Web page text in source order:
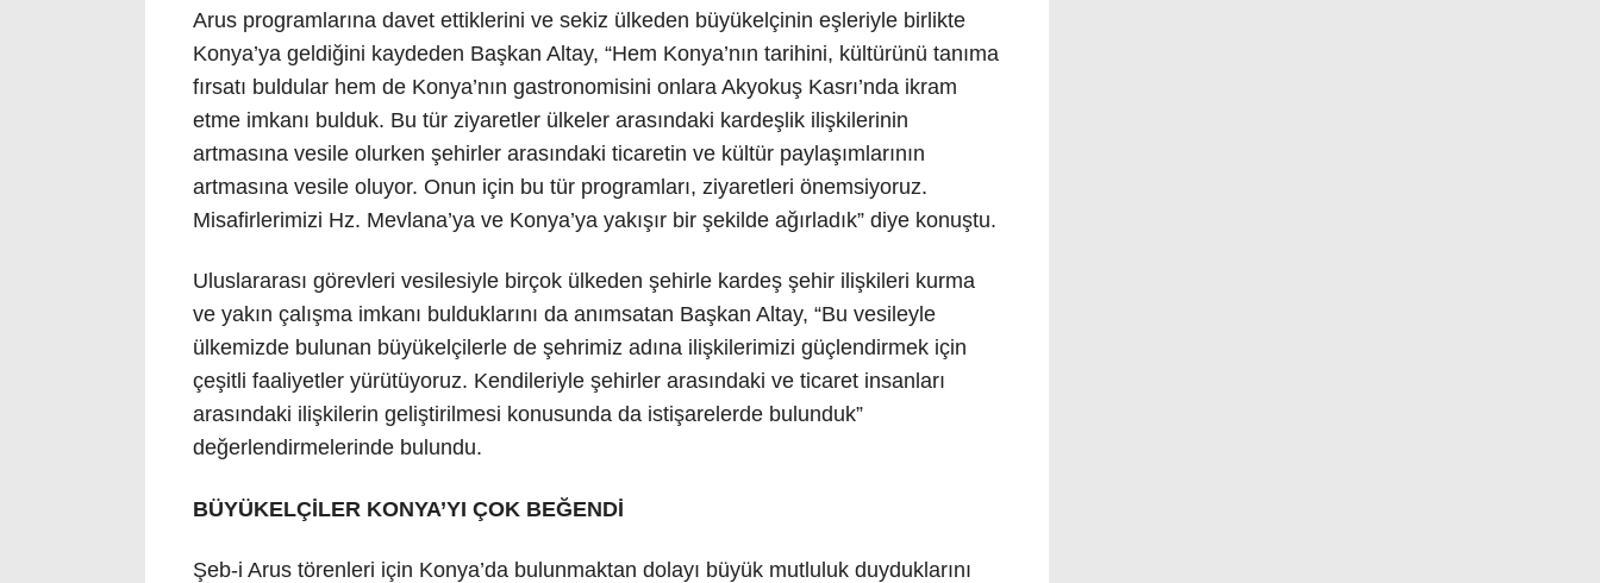
Arus programlarına davet ettiklerini ve sekiz ülkeden büyükelçinin eşleriyle birlikte
Konya’ya geldiğini kaydeden Başkan Altay, “Hem Konya’nın tarihini, kültürünü tanıma
fırsatı buldular hem de Konya’nın gastronomisini onlara Akyokuş Kasrı’nda ikram
etme imkanı bulduk. Bu tür ziyaretler ülkeler arasındaki kardeşlik ilişkilerinin
artmasına vesile olurken şehirler arasındaki ticaretin ve kültür paylaşımlarının
artmasına vesile oluyor. Onun için bu tür programları, ziyaretleri önemsiyoruz.
Misafirlerimizi Hz. Mevlana’ya ve Konya’ya yakışır bir şekilde ağırladık” diye konuştu.
Uluslararası görevleri vesilesiyle birçok ülkeden şehirle kardeş şehir ilişkileri kurma
ve yakın çalışma imkanı bulduklarını da anımsatan Başkan Altay, “Bu vesileyle
ülkemizde bulunan büyükelçilerle de şehrimiz adına ilişkilerimizi güçlendirmek için
çeşitli faaliyetler yürütüyoruz. Kendileriyle şehirler arasındaki ve ticaret insanları
arasındaki ilişkilerin geliştirilmesi konusunda da istişarelerde bulunduk”
değerlendirmelerinde bulundu.
BÜYÜKELÇİLER KONYA’YI ÇOK BEĞENDİ
Şeb-i Arus törenleri için Konya’da bulunmaktan dolayı büyük mutluluk duyduklarını